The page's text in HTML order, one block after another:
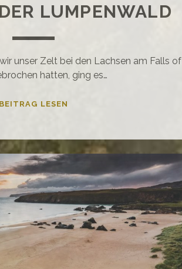
LUMPENWALD
unser Zelt bei den Lachsen am Falls of
hatten, ging es…
BEITRAG LESEN
INSEL
UND
LUMPENWALD